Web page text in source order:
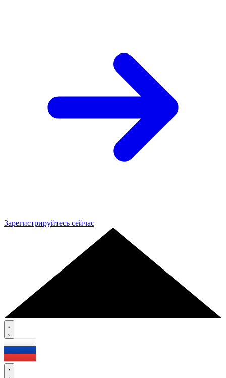
Зарегистрируйтесь сейчас